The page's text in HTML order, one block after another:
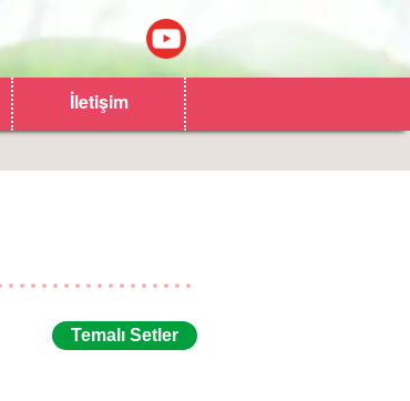
İletişim
Temalı Setler